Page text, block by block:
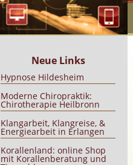
Neue Links
Hypnose Hildesheim
Moderne Chiropraktik:
Chirotherapie Heilbronn
Klangarbeit, Klangreise, &
Energiearbeit in Erlangen
Korallenland: online Shop
mit Korallenberatung und